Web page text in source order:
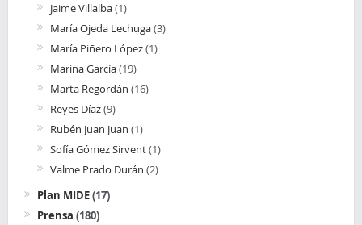
Jaime Villalba(1)
María Ojeda Lechuga(3)
María Piñero López(1)
Marina García(19)
Marta Regordán (16)
Reyes Díaz(9)
Rubén Juan Juan (1)
Sofía Gómez Sirvent(1)
Valme Prado Durán (2)
Plan MIDE(17)
Prensa (180)